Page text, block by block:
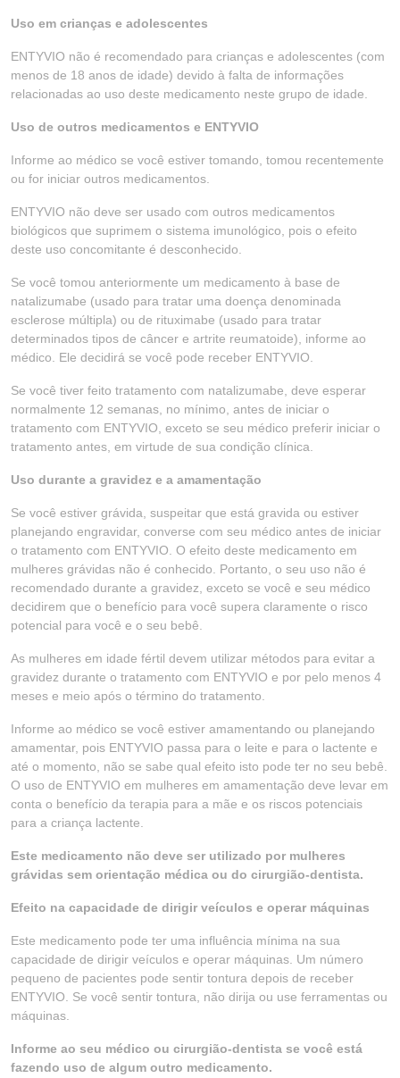
Uso em crianças e adolescentes
ENTYVIO não é recomendado para crianças e adolescentes (com
menos de 18 anos de idade) devido à falta de informações
relacionadas ao uso deste medicamento neste grupo de idade.
Uso de outros medicamentos e ENTYVIO
Informe ao médico se você estiver tomando, tomou recentemente
ou for iniciar outros medicamentos.
ENTYVIO não deve ser usado com outros medicamentos
biológicos que suprimem o sistema imunológico, pois o efeito
deste uso concomitante é desconhecido.
Se você tomou anteriormente um medicamento à base de
natalizumabe (usado para tratar uma doença denominada
esclerose múltipla) ou de rituximabe (usado para tratar
determinados tipos de câncer e artrite reumatoide), informe ao
médico. Ele decidirá se você pode receber ENTYVIO.
Se você tiver feito tratamento com natalizumabe, deve esperar
normalmente 12 semanas, no mínimo, antes de iniciar o
tratamento com ENTYVIO, exceto se seu médico preferir iniciar o
tratamento antes, em virtude de sua condição clínica.
Uso durante a gravidez e a amamentação
Se você estiver grávida, suspeitar que está gravida ou estiver
planejando engravidar, converse com seu médico antes de iniciar
o tratamento com ENTYVIO. O efeito deste medicamento em
mulheres grávidas não é conhecido. Portanto, o seu uso não é
recomendado durante a gravidez, exceto se você e seu médico
decidirem que o benefício para você supera claramente o risco
potencial para você e o seu bebê.
As mulheres em idade fértil devem utilizar métodos para evitar a
gravidez durante o tratamento com ENTYVIO e por pelo menos 4
meses e meio após o término do tratamento.
Informe ao médico se você estiver amamentando ou planejando
amamentar, pois ENTYVIO passa para o leite e para o lactente e
até o momento, não se sabe qual efeito isto pode ter no seu bebê.
O uso de ENTYVIO em mulheres em amamentação deve levar em
conta o benefício da terapia para a mãe e os riscos potenciais
para a criança lactente.
Este medicamento não deve ser utilizado por mulheres
grávidas sem orientação médica ou do cirurgião-dentista.
Efeito na capacidade de dirigir veículos e operar máquinas
Este medicamento pode ter uma influência mínima na sua
capacidade de dirigir veículos e operar máquinas. Um número
pequeno de pacientes pode sentir tontura depois de receber
ENTYVIO. Se você sentir tontura, não dirija ou use ferramentas ou
máquinas.
Informe ao seu médico ou cirurgião-dentista se você está
fazendo uso de algum outro medicamento.